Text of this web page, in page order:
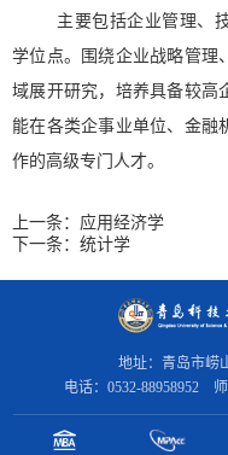
主要包括企业管理、
学位点。围绕企业战略管理
域展开研究，培养具备较高
能在各类企事业单位、金融
作的高级专门人才。
上一条： 应用经济学
下一条： 统计学
地址：青岛市崂
电话：0532-88958952